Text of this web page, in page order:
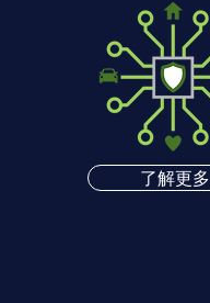
了解更多